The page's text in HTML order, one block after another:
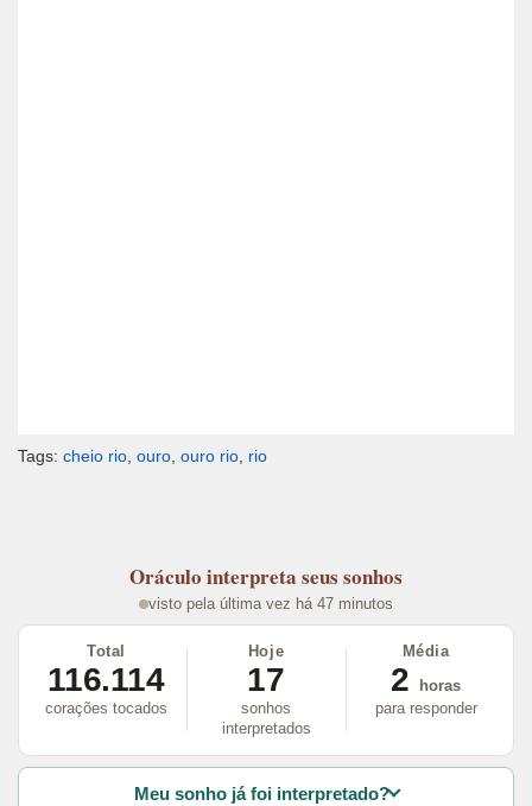
Tags: cheio rio ouro ouro rio rio
Oráculo interpreta seus sonhos
visto pela última vez há 47 minutos
Total
116.114
corações tocados
Hoje
17
sonhos
interpretados
Média
2
horas
para responder
Meu sonho já foi interpretado?